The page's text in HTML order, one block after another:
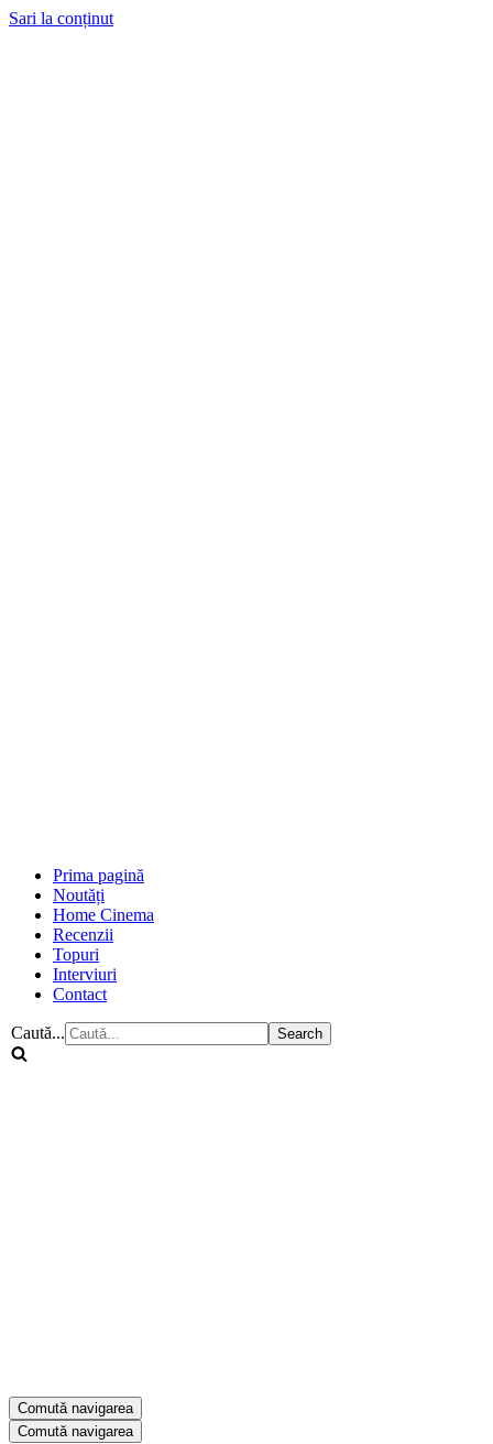
Sari la conținut
Prima pagină
Noutăți
Home Cinema
Recenzii
Topuri
Interviuri
Contact
Caută...
Comută navigarea
Comută navigarea